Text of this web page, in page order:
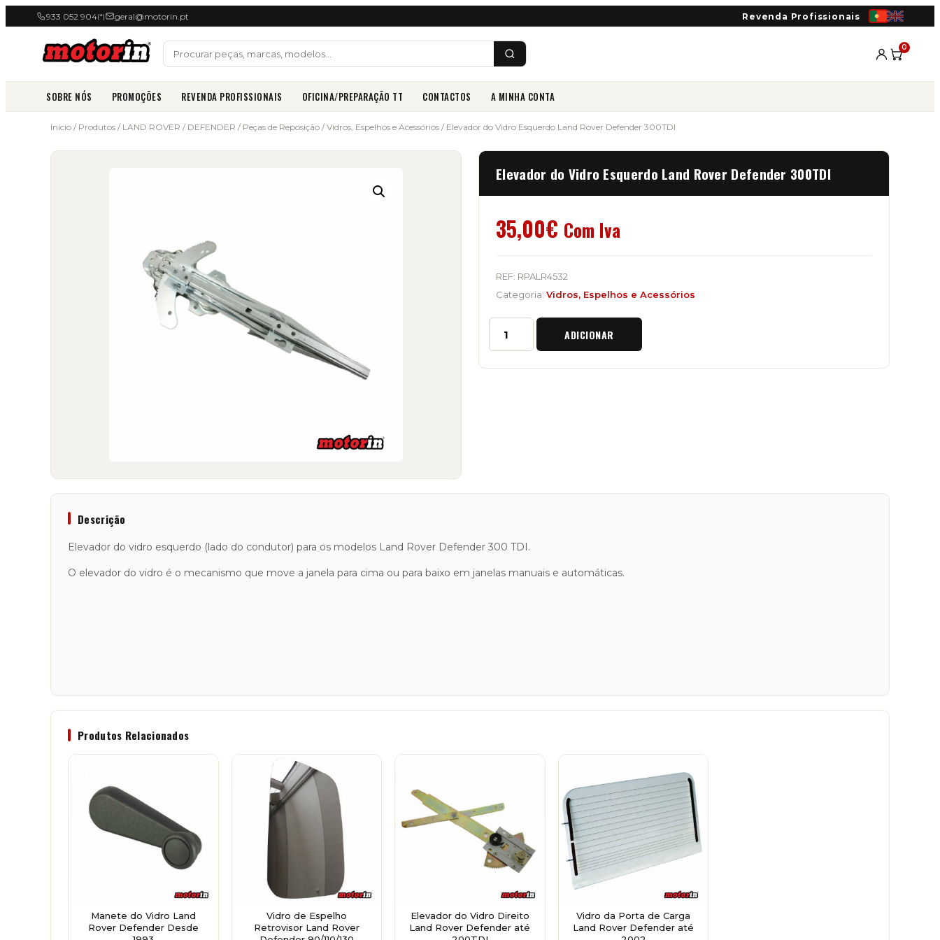
933 052 904(*) geral@motorin.pt Revenda Profissionais
0
SOBRE NÓS PROMOÇÕES REVENDA PROFISSIONAIS OFICINA/PREPARAÇÃO TT CONTACTOS A MINHA CONTA
Início / Produtos / LAND ROVER / DEFENDER / Peças de Reposição / Vidros, Espelhos e Acessórios / Elevador do Vidro Esquerdo Land Rover Defender 300TDI
Elevador do Vidro Esquerdo Land Rover Defender 300TDI
35,00€ Com Iva
REF: RPALR4532
Categoria: Vidros, Espelhos e Acessórios
Quantidade
Elevador
ADICIONAR
Descrição
Elevador do vidro esquerdo (lado do condutor) para os modelos Land Rover Defender 300 TDI.
O elevador do vidro é o mecanismo que move a janela para cima ou para baixo em janelas manuais e automáticas.
Produtos Relacionados
Manete do Vidro Land
Rover Defender Desde
Vidro de Espelho
Retrovisor Land Rover
Elevador do Vidro Direito
Land Rover Defender até
Vidro da Porta de Carga
Land Rover Defender até